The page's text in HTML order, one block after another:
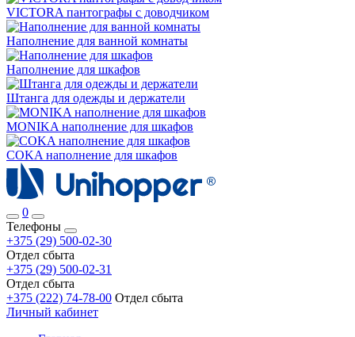
VICTORA пантографы с доводчиком
Наполнение для ванной комнаты
Наполнение для шкафов
Штанга для одежды и держатели
MONIKA наполнение для шкафов
COKA наполнение для шкафов
0
Телефоны
+375 (29) 500-02-30
Отдел сбыта
+375 (29) 500-02-31
Отдел сбыта
+375 (222) 74-78-00 Отдел сбыта
Личный кабинет